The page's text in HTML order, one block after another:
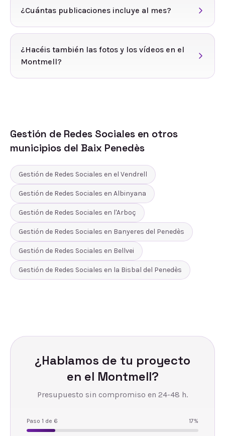
¿Cuántas publicaciones incluye al mes?
¿Hacéis también las fotos y los vídeos en el
Montmell?
Gestión de Redes Sociales en otros
municipios del Baix Penedès
Gestión de Redes Sociales en el Vendrell
Gestión de Redes Sociales en Albinyana
Gestión de Redes Sociales en l'Arboç
Gestión de Redes Sociales en Banyeres del Penedès
Gestión de Redes Sociales en Bellvei
Gestión de Redes Sociales en la Bisbal del Penedès
¿Hablamos de tu proyecto
en el Montmell?
Presupuesto sin compromiso en 24-48 h.
Paso 1 de 6 17%